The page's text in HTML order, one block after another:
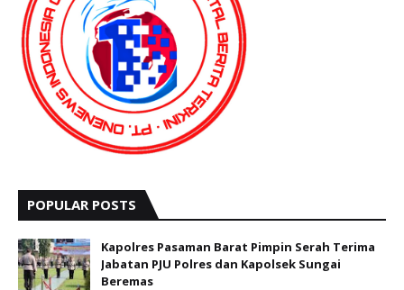
POPULAR POSTS
Kapolres Pasaman Barat Pimpin Serah Terima
Jabatan PJU Polres dan Kapolsek Sungai
Beremas